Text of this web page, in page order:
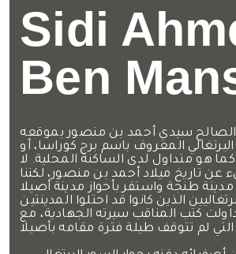
الصالح سيدي أحمد بن منصور بموقعه
البرتغالي المعروف باسم برج كوراسا، أو
كما هو متداول لدى الساكنة المحلية. لا
تاريخ ميلاد أحمد بن منصور، لكننا
طنجة واستقر بأحواز مدينة أصيلا
الذين كانوا قد احتلوا المدينتين
1471م. تداولت كتب المناقب سيرته الجهادية، مع
Sidi
Ben